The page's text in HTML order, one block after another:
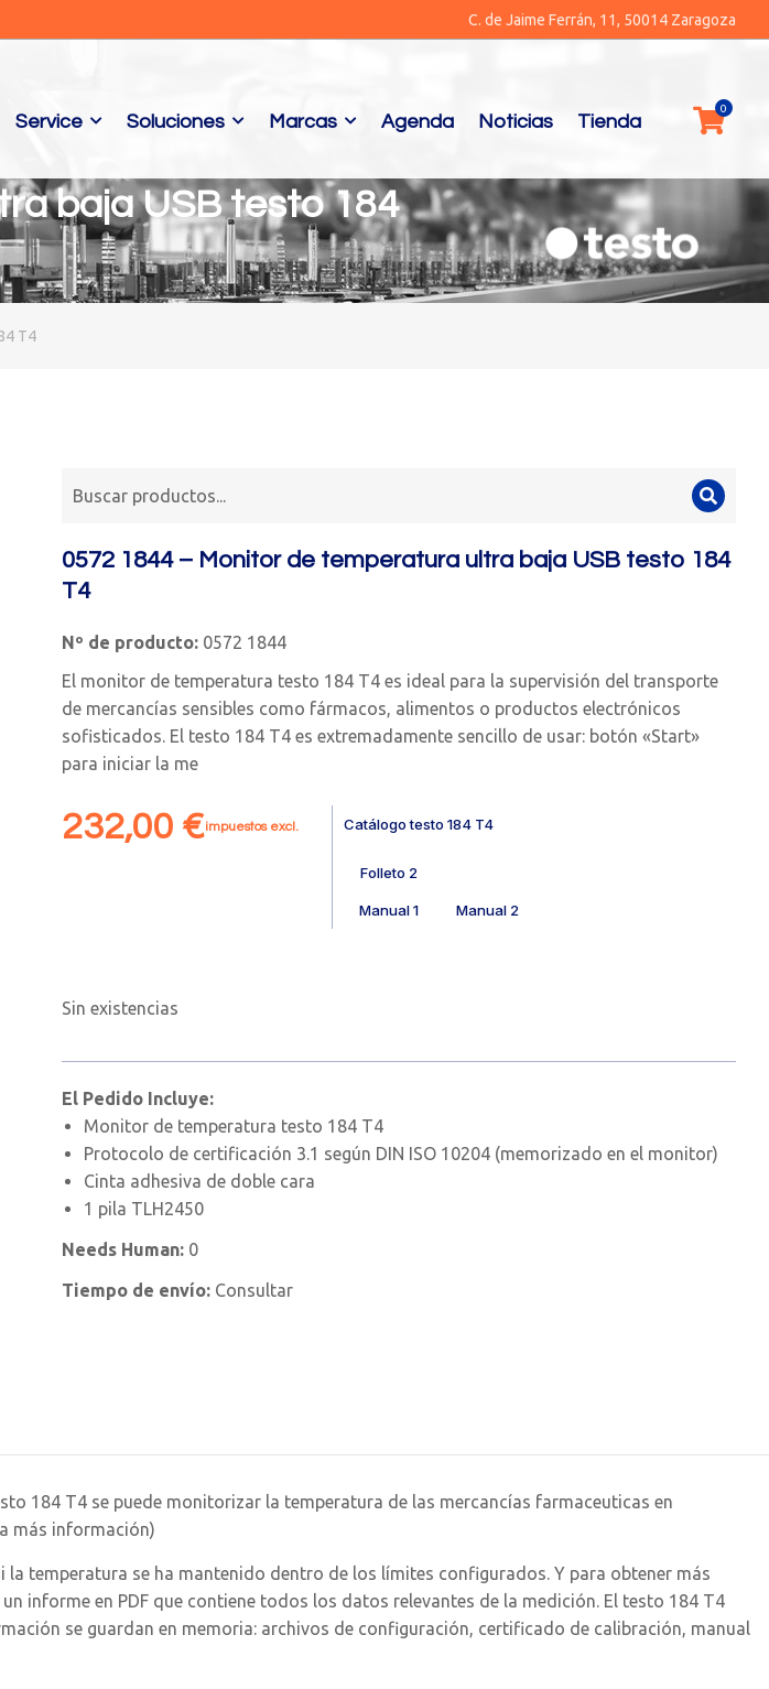
C. de Jaime Ferrán, 11, 50014 Zaragoza
Service Soluciones Marcas Agenda Noticias Tienda
baja USB testo 184
T4
0572 1844 – Monitor de temperatura ultra baja USB testo 184
T4
Nº de producto: 0572 1844
El monitor de temperatura testo 184 T4 es ideal para la supervisión del transporte
de mercancías sensibles como fármacos, alimentos o productos electrónicos
sofisticados. El testo 184 T4 es extremadamente sencillo de usar: botón «Start»
para iniciar la me
232,00 €impuestos excl. Catálogo testo 184 T4
Folleto 2
Manual 1 Manual 2
Sin existencias
El Pedido Incluye:
Monitor de temperatura testo 184 T4
Protocolo de certificación 3.1 según DIN ISO 10204 (memorizado en el monitor)
Cinta adhesiva de doble cara
1 pila TLH2450
Needs Human: 0
Tiempo de envío: Consultar
184 T4 se puede monitorizar la temperatura de las mercancías farmaceuticas en
más información)
temperatura se ha mantenido dentro de los límites configurados. Y para obtener más
informe en PDF que contiene todos los datos relevantes de la medición. El testo 184 T4
se guardan en memoria: archivos de configuración, certificado de calibración, manual